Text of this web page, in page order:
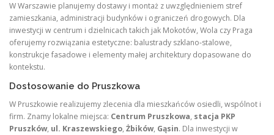
W Warszawie planujemy dostawy i montaż z uwzględnieniem stref
zamieszkania, administracji budynków i ograniczeń drogowych. Dla
inwestycji w centrum i dzielnicach takich jak Mokotów, Wola czy Praga
oferujemy rozwiązania estetyczne: balustrady szklano‑stalowe,
konstrukcje fasadowe i elementy małej architektury dopasowane do
kontekstu.
Dostosowanie do Pruszkowa
W Pruszkowie realizujemy zlecenia dla mieszkańców osiedli, wspólnot i
firm. Znamy lokalne miejsca: Centrum Pruszkowa, stacja PKP
Pruszków, ul. Kraszewskiego, Żbików, Gąsin. Dla inwestycji w